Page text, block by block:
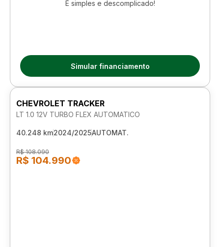
É simples e descomplicado!
Simular financiamento
CHEVROLET TRACKER
LT 1.0 12V TURBO FLEX AUTOMATICO
40.248 km2024/2025AUTOMAT.
R$ 108.090
R$ 104.990